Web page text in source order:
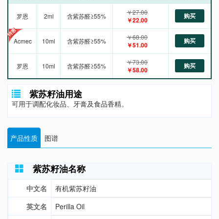
罗恩 2ml 含紫苏醛≥55% ￥27.00
￥22.00 购买
Acmec 10ml 含紫苏醛≥55% ￥68.00
￥51.00 购买
罗恩 10ml 含紫苏醛≥55% ￥73.00
￥58.00 购买
紫苏籽油用途
可用于调配化妆品、牙膏及食品香精。
产品性质 图谱
紫苏籽油名称
中文名
有机紫苏籽油
英文名
Perilla Oil